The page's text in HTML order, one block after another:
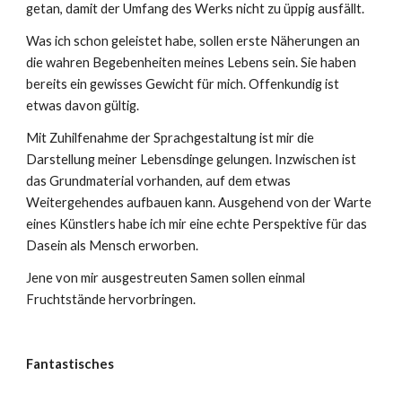
getan, damit der Umfang des Werks nicht zu üppig ausfällt.
Was ich schon geleistet habe, sollen erste Näherungen an
die wahren Begebenheiten meines Lebens sein. Sie haben
bereits ein gewisses Gewicht für mich. Offenkundig ist
etwas davon gültig.
Mit Zuhilfenahme der Sprachgestaltung ist mir die
Darstellung meiner Lebensdinge gelungen. Inzwischen ist
das Grundmaterial vorhanden, auf dem etwas
Weitergehendes aufbauen kann. Ausgehend von der Warte
eines Künstlers habe ich mir eine echte Perspektive für das
Dasein als Mensch erworben.
Jene von mir ausgestreuten Samen sollen einmal
Fruchtstände hervorbringen.
Fantastisches